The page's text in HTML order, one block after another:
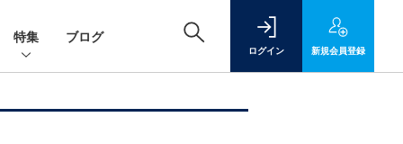
特集 ブログ
ログイン 新規会員登録